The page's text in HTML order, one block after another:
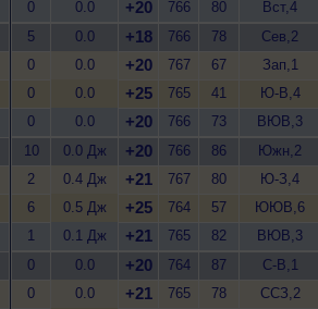
0 0.0 +20 766 80
Вст,4
5 0.0 +18 766 78
Сев,2
0 0.0 +20 767 67
Зап,1
0 0.0 +25 765 41
Ю-В,4
0 0.0 +20 766 73
ВЮВ,3
10 0.0 Дж +20 766 86
Южн,2
2 0.4 Дж +21 767 80
Ю-З,4
6 0.5 Дж +25 764 57
ЮЮВ,6
1 0.1 Дж +21 765 82
ВЮВ,3
0 0.0 +20 764 87
С-В,1
0 0.0 +21 765 78
ССЗ,2